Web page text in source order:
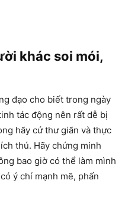
khác soi mói,
đạo cho biết trong ngày
tác động nên rất dễ bị
hãy cứ thư giãn và thực
thú. Hãy chứng minh
bao giờ có thể làm mình
ý chí mạnh mẽ, phấn